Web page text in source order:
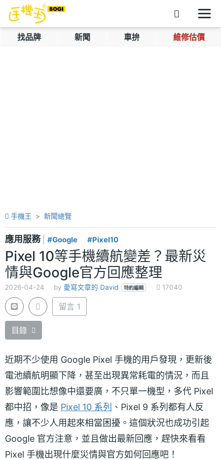
找品牌 新聞 車拚 維修估價
手機王 新聞總覽
應用服務 #Google #Pixel10
Pixel 10等手機續航變差？最新災
情與Google官方回應整理
2026-04-24 by 愛寫文章的 David 特約編輯 17040
留言 1
目錄
近期不少使用 Google Pixel 手機的用戶發現，更新後
電池續航明顯下降，甚至出現異常耗電的情況，而且
影響範圍比想像中還要廣，不只單一機型，多代 Pixel
都中招，像是 Pixel 10 系列 、Pixel 9 系列都有人反
應，讓不少人用起來相當困擾。這個狀況也成功引起
Google 官方注意，並且做出最新回應，趕快來看看
Pixel 手機出現什麼災情與官方如何回應吧！